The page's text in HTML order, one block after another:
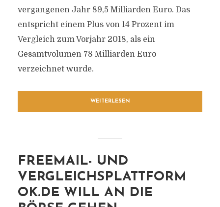
vergangenen Jahr 89,5 Milliarden Euro. Das
entspricht einem Plus von 14 Prozent im
Vergleich zum Vorjahr 2018, als ein
Gesamtvolumen 78 Milliarden Euro
verzeichnet wurde.
WEITERLESEN
FREEMAIL- UND
VERGLEICHSPLATTFORM
OK.DE WILL AN DIE